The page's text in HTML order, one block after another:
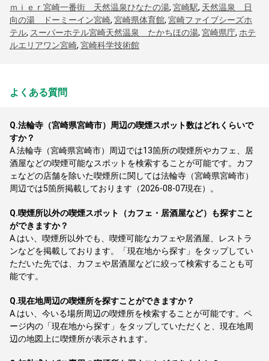
ｍｉｅｒ宮崎一番街 天然温泉ひなたの湯, 宮崎駅, 天然温泉 日
向の湯 ドーミーイン宮崎, 宮崎県体育館, 宮崎ファイブシーズホ
テル, スーパーホテル宮崎天然温泉 たかちほの湯, 宮崎県庁, ホテ
ルエリアワン宮崎, 宮崎科学技術館
よくある質問
Q.法輪寺（宮崎県宮崎市）周辺の喫煙スポット数はどれくらいで
すか？
A.法輪寺（宮崎県宮崎市）周辺では13箇所の喫煙所やカフェ、居
酒屋などの喫煙可能なスポットを検索することが可能です。カフ
ェなどの店舗を除いた喫煙所に関しては法輪寺（宮崎県宮崎市）
周辺では5箇所掲載しております（2026-08-07現在）。
Q.喫煙所以外の喫煙スポット（カフェ・居酒屋など）も探すこと
ができますか？
A. はい、喫煙所以外でも、喫煙可能なカフェや居酒屋、レストラ
ンなどを掲載しております。「現在地から探す」をタップしてい
ただいた先では、カフェや居酒屋などに絞って検索することも可
能です。
Q.現在地周辺の喫煙所を探すことができますか？
A. はい、今いる場所周辺の喫煙所を検索することが可能です。ペ
ージ内の「現在地から探す」をタップしていただくと、現在地周
辺の地図上に喫煙所が表示されます。